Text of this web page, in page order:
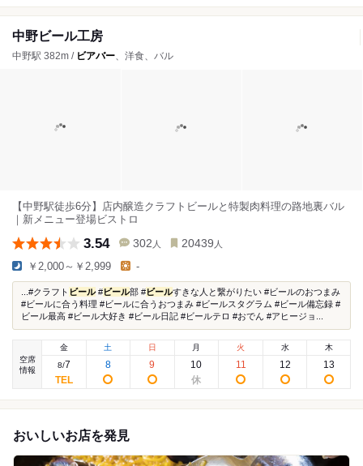
中野ビール工房
中野駅 382m / ビアバー、洋食、バル
【中野駅徒歩6分】店内醸造クラフトビールと特製肉料理の路地裏バル
｜新メニュー登場ビストロ
3.54 302 人 20439 人
￥2,000～￥2,999 -
...#クラフト ビール# ビール部 # ビールすきな人と繋がりたい #ビールのおつまみ
#ビールに合う料理 #ビールに合うおつまみ #ビールスタグラム #ビール備忘録 #
ビール最高 #ビール大好き #ビール日記 #ビールテロ #おでん #アヒージョ...
空席
情報
金
8/7
土
8
日
9
月
10
火
11
水
12
木
13
おいしいお店を発見